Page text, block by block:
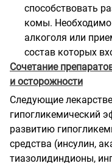
способствовать
комы. Необходимо
алкоголя или
состав которых
Сочетание
и осторожности
Следующие
гипогликемический
развитию
средства (инсулин,
тиазолидиндионы,